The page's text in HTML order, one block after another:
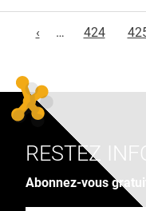
‹
… 424
RESTEZ
Abonnez-vous